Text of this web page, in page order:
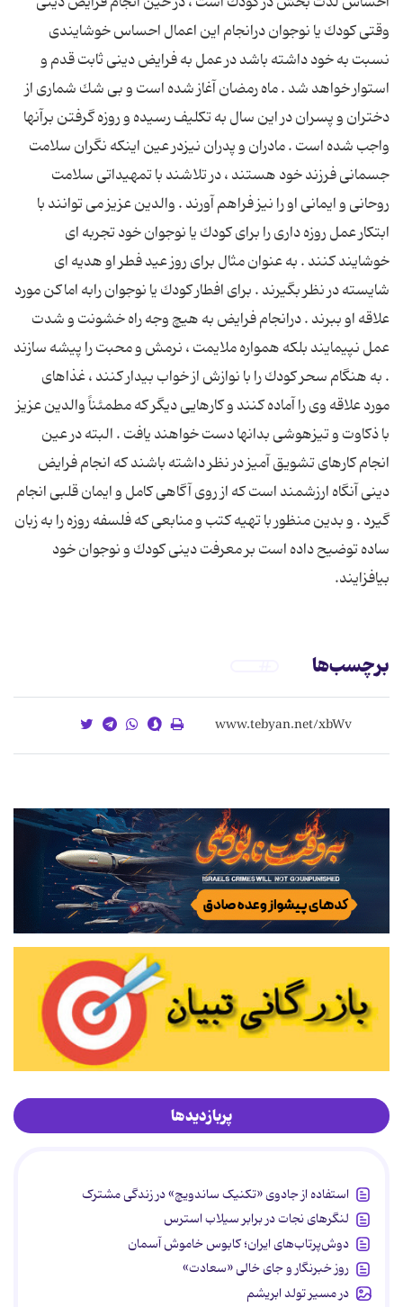
وقتی كودك یا نوجوان درانجام این اعمال احساس خوشایندی
نسبت به خود داشته باشد در عمل به فرایض دینی ثابت قدم و
استوار خواهد شد . ماه رمضان آغاز شده است و بی شك شماری از
دختران و پسران در این سال به تكلیف رسیده و روزه گرفتن برآنها
واجب شده است . مادران و پدران نیزدر عین اینكه نگران سلامت
جسمانی فرزند خود هستند ، در تلاشند با تمهیداتی سلامت
روحانی و ایمانی او را نیز فراهم آورند . والدین عزیز می توانند با
ابتكار عمل روزه داری را برای كودك یا نوجوان خود تجربه ای
خوشایند كنند . به عنوان مثال برای روز عید فطر او هدیه ای
شایسته در نظر بگیرند . برای افطار كودك یا نوجوان رابه اماكن مورد
علاقه او ببرند . درانجام فرایض به هیچ وجه راه خشونت و شدت
عمل نپیمایند بلكه همواره ملایمت ، نرمش و محبت را پیشه سازند
. به هنگام سحر كودك را با نوازش از خواب بیدار كنند ، غذاهای
مورد علاقه وی را آماده كنند و كارهایی دیگر كه مطمئناً والدین عزیز
با ذكاوت و تیزهوشی بدانها دست خواهند یافت . البته در عین
انجام كارهای تشویق آمیز در نظر داشته باشند كه انجام فرایض
دینی آنگاه ارزشمند است كه از روی آگاهی كامل و ایمان قلبی انجام
گیرد . و بدین منظور با تهیه كتب و منابعی كه فلسفه روزه را به زبان
ساده توضیح داده است بر معرفت دینی كودك و نوجوان خود
بیافزایند.
برچسب‌ها
پربازدیدها
استفاده از جادوی «تکنیک ساندویچ» در زندگی مشترک
لنگرهای نجات در برابر سیلاب استرس
دوش‌پرتاب‌های ایران؛ کابوس خاموش آسمان
روز خبرنگار و جای خالی «سعادت»
در مسیر تولد ابریشم